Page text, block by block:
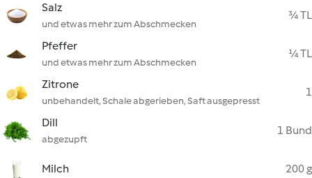
Salz
und etwas mehr zum Abschmecken
¾ TL
Pfeffer
und etwas mehr zum Abschmecken
¼ TL
Zitrone
unbehandelt, Schale abgerieben, Saft ausgepresst
1
Dill
abgezupft
1 Bund
Milch 200 g